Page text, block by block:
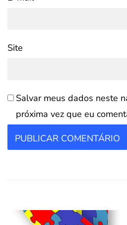
Site
Salvar meus dados neste
próxima vez que eu